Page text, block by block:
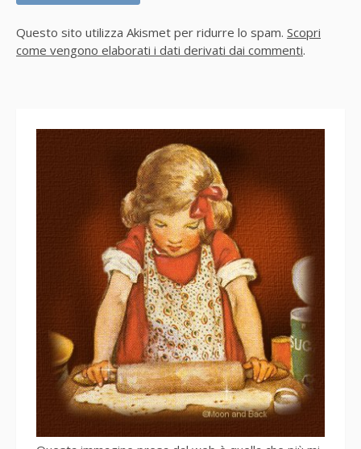
Questo sito utilizza Akismet per ridurre lo spam. Scopri
come vengono elaborati i dati derivati dai commenti.